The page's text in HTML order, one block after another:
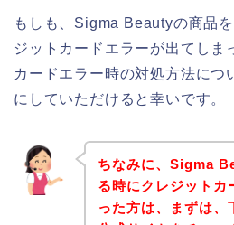
もしも、Sigma Beautyの商品
ジットカードエラーが出てしま
カードエラー時の対処方法につ
にしていただけると幸いです。
ちなみに、Sigma
る時にクレジットカ
った方は、まずは